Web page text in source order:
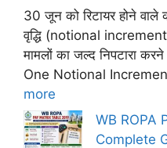
30 जून को रिटायर होने वाले
वृद्धि (notional
मामलों का जल्द निपटारा
One Notional
more
WB ROPA
Complete